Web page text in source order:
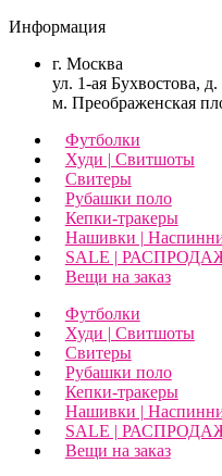
Информация
г. Москва
ул. 1-ая Бухвостова,
м. Преображенская
Футболки
Худи | Свитшоты
Свитеры
Рубашки поло
Кепки-тракеры
Нашивки |
SALE |
Вещи на заказ
Футболки
Худи | Свитшоты
Свитеры
Рубашки поло
Кепки-тракеры
Нашивки |
SALE |
Вещи на заказ